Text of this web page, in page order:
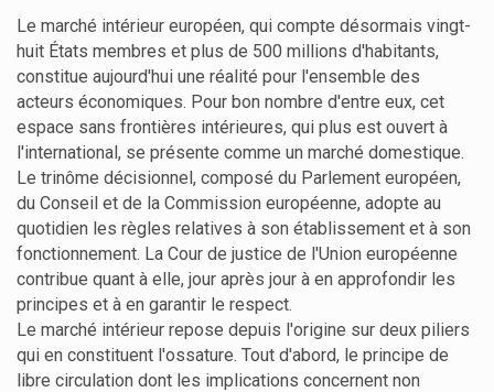
Le marché intérieur européen, qui compte désormais vingt-
huit États membres et plus de 500 millions d'habitants,
constitue aujourd'hui une réalité pour l'ensemble des
acteurs économiques. Pour bon nombre d'entre eux, cet
espace sans frontières intérieures, qui plus est ouvert à
l'international, se présente comme un marché domestique.
Le trinôme décisionnel, composé du Parlement européen,
du Conseil et de la Commission européenne, adopte au
quotidien les règles relatives à son établissement et à son
fonctionnement. La Cour de justice de l'Union européenne
contribue quant à elle, jour après jour à en approfondir les
principes et à en garantir le respect.
Le marché intérieur repose depuis l'origine sur deux piliers
qui en constituent l'ossature. Tout d'abord, le principe de
libre circulation dont les implications concernent non